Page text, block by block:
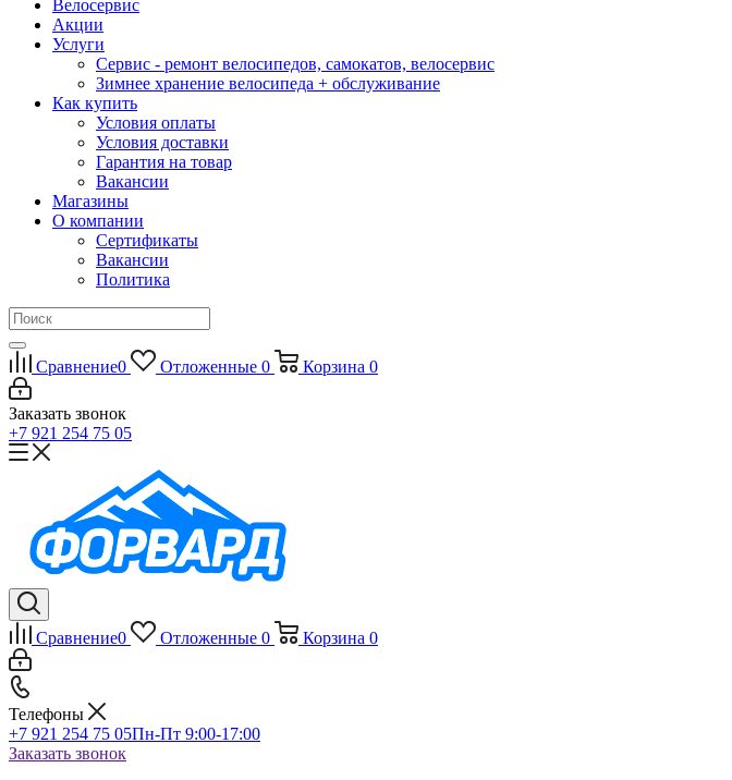
Велосервис
Акции
Услуги
Сервис - ремонт велосипедов, самокатов, велосервис
Зимнее хранение велосипеда + обслуживание
Как купить
Условия оплаты
Условия доставки
Гарантия на товар
Вакансии
Магазины
О компании
Сертификаты
Вакансии
Политика
Сравнение0 Отложенные 0 Корзина 0
Заказать звонок
+7 921 254 75 05
Сравнение0 Отложенные 0 Корзина 0
Телефоны
+7 921 254 75 05Пн-Пт 9:00-17:00
Заказать звонок